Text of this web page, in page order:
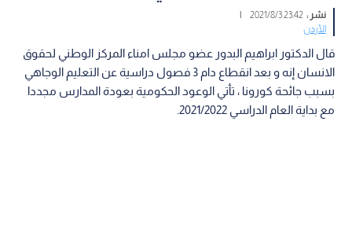
نشر :23:42 2021/8/3
|
الأردن
قال الدكتور ابراهيم البدور عضو مجلس امناء المركز الوطني لحقوق
الانسان إنه و بعد انقطاع دام 3 فصول دراسية عن التعليم الوجاهي
بسبب جائحة كورونا ، تأتي الوعود الحكومية بعودة المدارس مجددا
مع بداية العام الدراسي 2021/2022.